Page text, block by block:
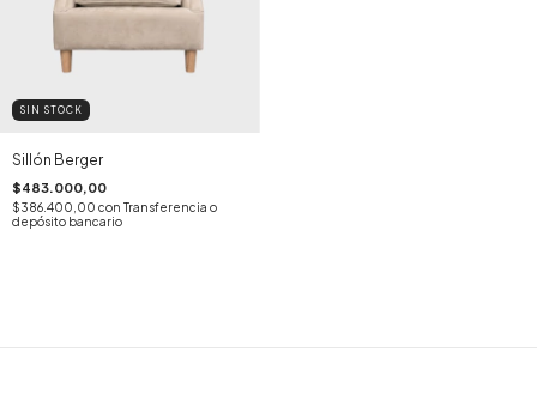
SIN STOCK
Sillón Berger
$483.000,00
$386.400,00 con Transferencia o
depósito bancario